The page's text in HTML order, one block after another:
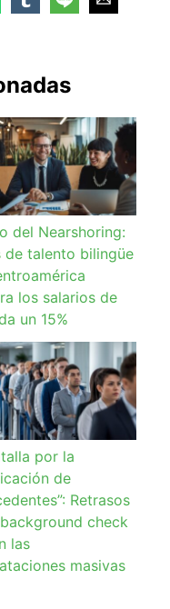
del Nearshoring:
de talento bilingüe
los salarios de
un 15%
por la
de
Retrasos
check
las
masivas